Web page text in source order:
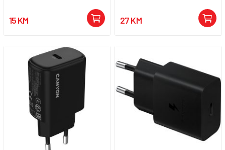
15 KM 27 KM